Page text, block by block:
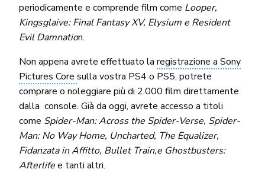
periodicamente e comprende film come Looper,
Kingsglaive: Final Fantasy XV, Elysium e Resident
Evil Damnation.
Non appena avrete effettuato laregistrazione a Sony
Pictures Core sulla vostra PS4 o PS5, potrete
comprare o noleggiare più di 2.000 film direttamente
dalla console. Già da oggi, avrete accesso a titoli
come Spider-Man: Across the Spider-Verse, Spider-
Man: No Way Home, Uncharted, The Equalizer,
Fidanzata in Affitto, Bullet Train,e Ghostbusters:
Afterlifee tanti altri.